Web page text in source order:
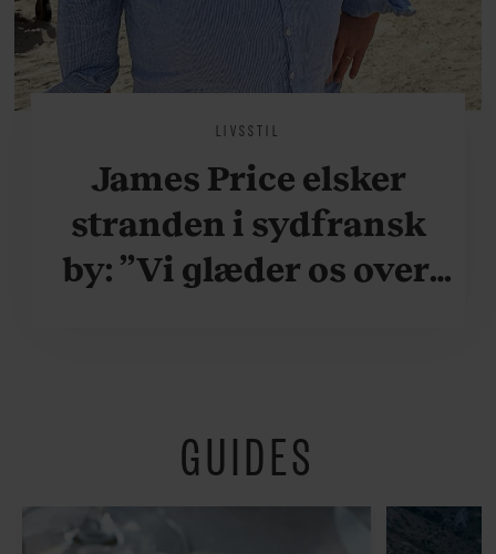
LIVSSTIL
James Price elsker
stranden i sydfransk
by: ”Vi glæder os over,
fredeligt”
GUIDES